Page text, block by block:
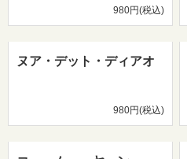
980円(税込)
ヌア・デット・ディアオ
980円(税込)